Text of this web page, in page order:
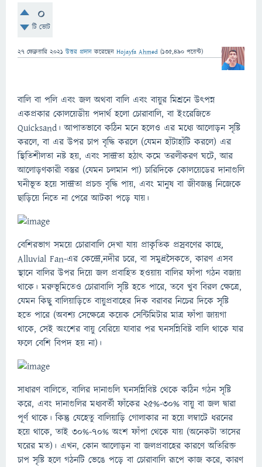
0
টি ভোট
27 ফেব্রুয়ারি 2021 উত্তর প্রদান করেছেন Hojayfa Ahmed (135,490 পয়েন্ট)
বালি বা পলি এবং জল অথবা বালি এবং বায়ুর মিশ্রনে উৎপন্ন
একপ্রকার কোলয়েডীয় পদার্থ হলো চোরাবালি, বা ইংরেজিতে
Quicksand। আপাতভাবে কঠিন মনে হলেও এর মধ্যে আলোড়ন সৃষ্টি
করলে, বা এর উপর চাপ বৃদ্ধি করলে (যেমন হাঁটাহাঁটি করলে) এর
স্থিতিশীলতা নষ্ট হয়, এবং সান্দ্রতা হঠাৎ কমে তরলীকরণ ঘটে, আর
আলোড়ণকারী বস্তুর (যেমন চলমান পা) চারিদিকে কোলয়েডের দানাগুলি
ঘনীভূত হয়ে সান্দ্রতা প্রচন্ড বৃদ্ধি পায়, এবং মানুষ বা জীবজন্তু নিজেকে
ছাড়িয়ে নিতে না পেরে আটকা পড়ে যায়।
বেশিরভাগ সময়ে চোরাবালি দেখা যায় প্রাকৃতিক প্রস্রবণের কাছে,
Alluvial Fan-এর কেন্দ্রে,নদীর চরে, বা সমুদ্রসৈকতে, কারণ এসব
স্থানে বালির উপর দিয়ে জল প্রবাহিত হওয়ায় বালির ফাঁপা গঠন বজায়
থাকে। মরুভূমিতেও চোরাবালি সৃষ্টি হতে পারে, তবে খুব বিরল ক্ষেত্রে,
যেমন কিছু বালিয়াড়িতে বায়ুপ্রবাহের দিক বরাবর নিচের দিকে সৃষ্টি
হতে পারে (অবশ্য সেক্ষেত্রে কয়েক সেন্টিমিটার মাত্র ফাঁপা জায়গা
থাকে, সেই অংশের বায়ু বেরিয়ে যাবার পর ঘনসন্নিবিষ্ট বালি থাকে যার
ফলে বেশি বিপদ হয় না)।
সাধারণ বালিতে, বালির দানাগুলি ঘনসন্নিবিষ্ট থেকে কঠিন গঠন সৃষ্টি
করে, এবং দানাগুলির মধ্যবর্তী ফাঁকের 25%-30% বায়ু বা জল দ্বারা
পূর্ণ থাকে। কিন্তু যেহেতু বালিয়াড়ি গোলাকার না হয়ে লম্বাটে ধরনের
হয়ে থাকে, তাই 30%-70% অংশ ফাঁপা থেকে যায় (অনেকটা তাসের
ঘরের মত)। এখন, কোন আলোড়ন বা জলপ্রবাহের কারণে অতিরিক্ত
চাপ সৃষ্টি হলে গঠনটি ভেঙে পড়ে বা চোরাবালি রূপে কাজ করে, কারণ